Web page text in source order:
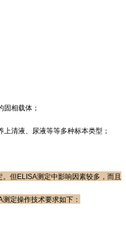
相载体；
清液、尿液等等多种标本类型；
但ELISA测定中影响因素较多，而且
定操作技术要求如下：